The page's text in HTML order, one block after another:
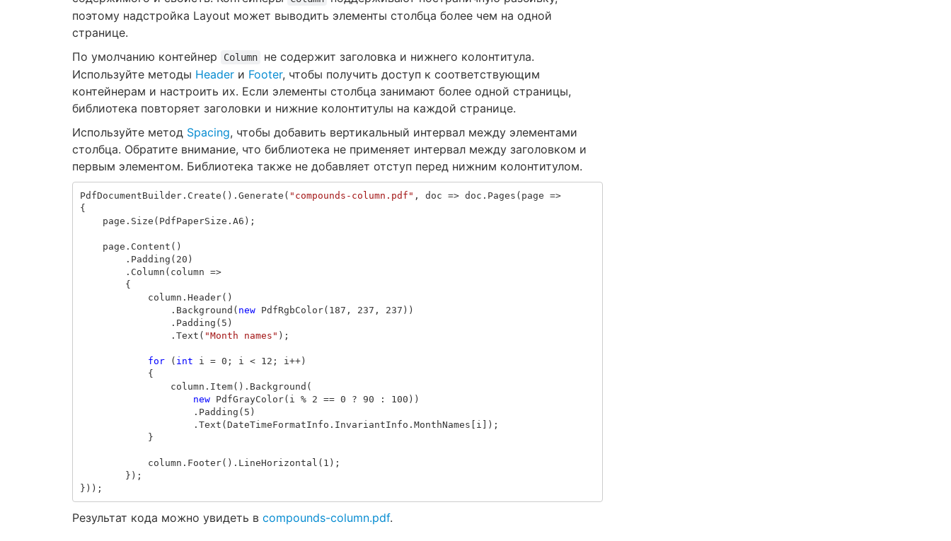
поэтому надстройка Layout может выводить элементы столбца более чем на одной
странице.
По умолчанию контейнер
Column
не содержит заголовка и нижнего колонтитула.
Используйте методы Header и Footer, чтобы получить доступ к соответствующим
контейнерам и настроить их. Если элементы столбца занимают более одной страницы,
библиотека повторяет заголовки и нижние колонтитулы на каждой странице.
Используйте метод Spacing, чтобы добавить вертикальный интервал между элементами
столбца. Обратите внимание, что библиотека не применяет интервал между заголовком и
первым элементом. Библиотека также не добавляет отступ перед нижним колонтитулом.
PdfDocumentBuilder. Create (). Generate ( "compounds-column.pdf" , doc => doc . Pages ( page =>
{
page . Size ( PdfPaperSize . A6 );
page . Content ()
. Padding ( 20 )
. Column ( column =>
{
column . Header()
. Background ( new PdfRgbColor( 187 , 237 , 237 ))
. Padding ( 5 )
. Text ( "Month names" );
for ( int i = 0 ; i < 12 ; i ++)
{
column . Item(). Background (
new
PdfGrayColor( i % 2 == 0 ? 90 : 100 ))
. Padding ( 5 )
. Text (DateTimeFormatInfo . InvariantInfo . MonthNames [ i ]);
}
column . Footer(). LineHorizontal ( 1 );
});
}));
Результат кода можно увидеть в compounds-column.pdf.